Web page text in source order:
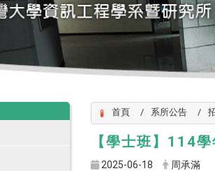
首頁 系所公告
【學士班】114
2025-06-18 周承滿